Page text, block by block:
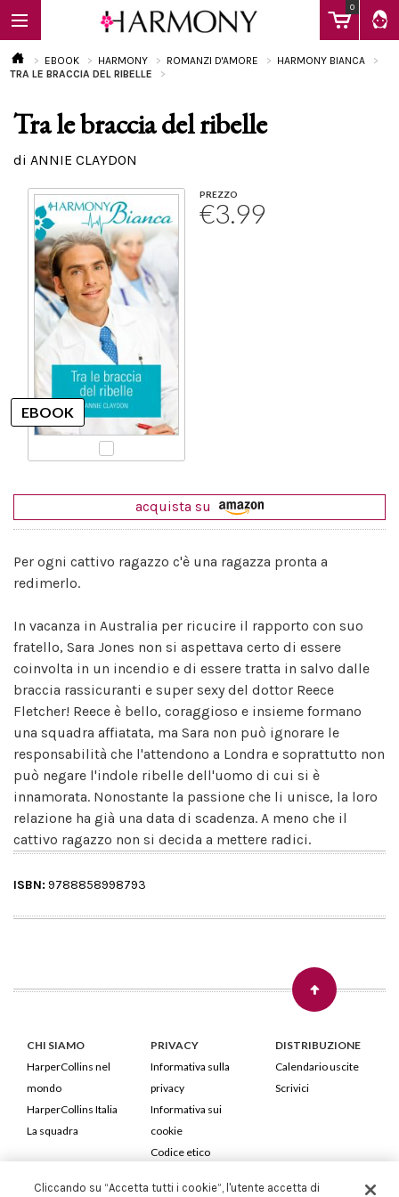
0
EBOOK
Calendario
EBOOK HARMONY ROMANZI D'AMORE
HARMONY BIANCA
TRA LE BRACCIA DEL RIBELLE
Tra le braccia del ribelle
di ANNIE CLAYDON
PREZZO
€3.99
acquista su
Per ogni cattivo ragazzo c'è una ragazza pronta a
redimerlo.
In vacanza in Australia per ricucire il rapporto con suo
fratello, Sara Jones non si aspettava certo di essere
coinvolta in un incendio e di essere tratta in salvo dalle
braccia rassicuranti e super sexy del dottor Reece
Fletcher! Reece è bello, coraggioso e insieme formano
una squadra affiatata, ma Sara non può ignorare le
responsabilità che l'attendono a Londra e soprattutto non
può negare l'indole ribelle dell'uomo di cui si è
innamorata. Nonostante la passione che li unisce, la loro
relazione ha già una data di scadenza. A meno che il
cattivo ragazzo non si decida a mettere radici.
ISBN: 9788858998793
CHI SIAMO
HarperCollins nel
mondo
HarperCollins Italia
La squadra
PRIVACY
Informativa sulla
privacy
Informativa sui
cookie
Codice etico
DISTRIBUZIONE
Calendario uscite
Scrivici
Cliccando su “Accetta tutti i cookie”, l'utente accetta di